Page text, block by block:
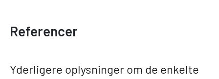
Referencer
Yderligere oplysninger om de enkelte